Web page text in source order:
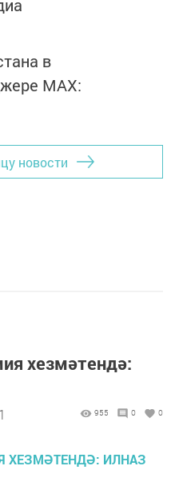
в
MАХ:
новости
хезмәтендә:
955 0 0